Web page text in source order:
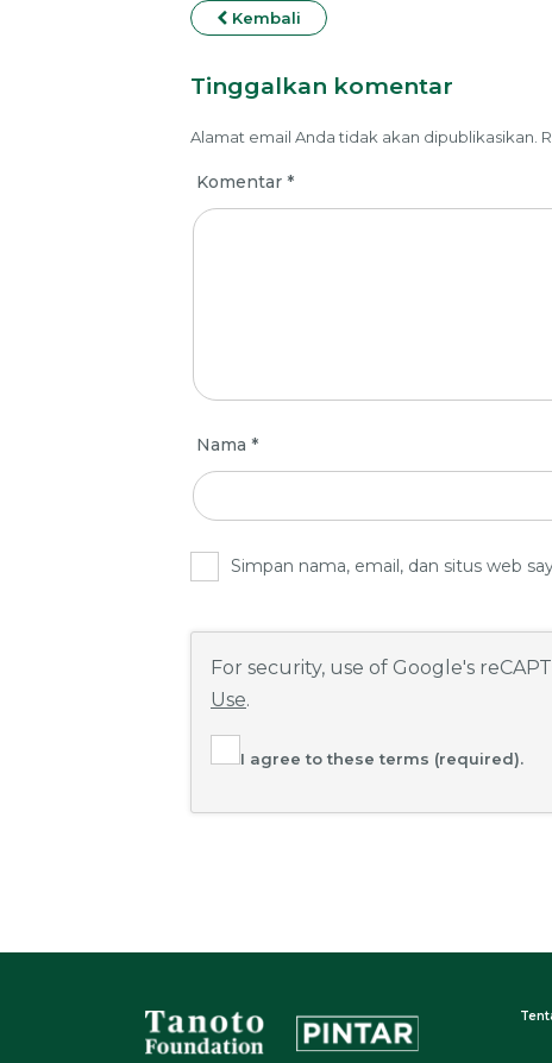
Kembali
Tinggalkan komentar
Alamat email Anda tidak akan dipublikasikan.
Komentar *
Nama *
Simpan nama, email, dan situs web
For security, use of Google's
Use.
I agree to these terms (required).